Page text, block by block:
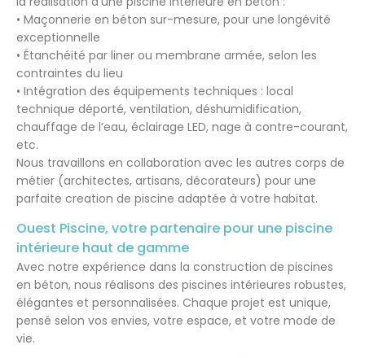
• Maçonnerie en béton sur-mesure, pour une longévité
exceptionnelle
• Étanchéité par liner ou membrane armée, selon les
contraintes du lieu
• Intégration des équipements techniques : local
technique déporté, ventilation, déshumidification,
chauffage de l’eau, éclairage LED, nage à contre-courant,
etc.
Nous travaillons en collaboration avec les autres corps de
métier (architectes, artisans, décorateurs) pour une
parfaite creation de piscine adaptée à votre habitat.
Ouest Piscine, votre partenaire pour une piscine
intérieure haut de gamme
Avec notre expérience dans la construction de piscines
en béton, nous réalisons des piscines intérieures robustes,
élégantes et personnalisées. Chaque projet est unique,
pensé selon vos envies, votre espace, et votre mode de
vie.